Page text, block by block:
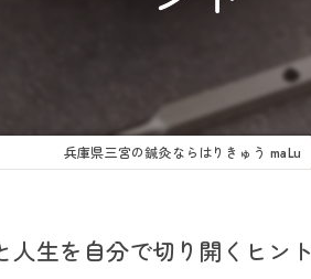
兵庫県三宮の鍼灸ならはりきゅう maLu
生を自分で切り開くヒント